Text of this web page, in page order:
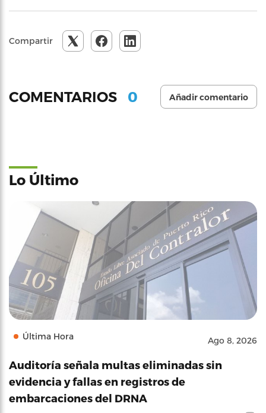
Compartir
COMENTARIOS 0 Añadir comentario
Lo Último
Última Hora Ago 8, 2026
Auditoría señala multas eliminadas sin
evidencia y fallas en registros de
embarcaciones del DRNA